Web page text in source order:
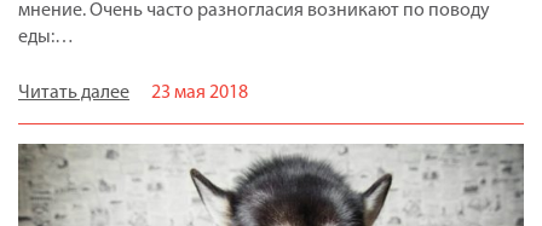
мнение. Очень часто разногласия возникают по поводу
еды:…
Читать далее 23 мая 2018